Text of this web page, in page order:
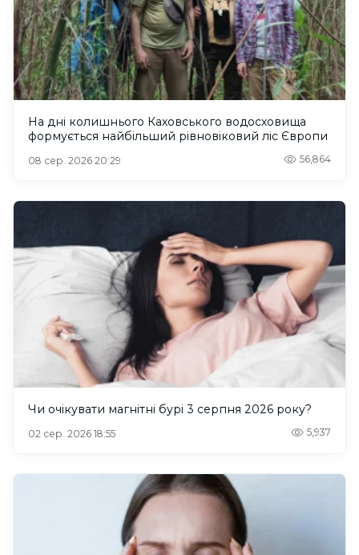
На дні колишнього Каховського водосховища
формується найбільший рівновіковий ліс Європи
08 сер. 2026 20:29 56,864
Чи очікувати магнітні бурі 3 серпня 2026 року?
02 сер. 2026 18:55 5,937